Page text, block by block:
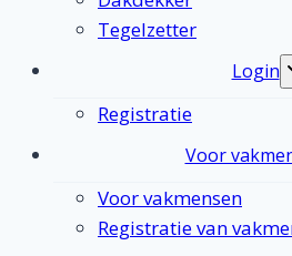
Tegelzetter
Login
Registratie
Voor
Voor vakmensen
Registratie van